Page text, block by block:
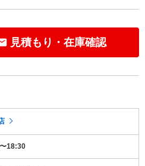
見積もり・在庫確認
18:30